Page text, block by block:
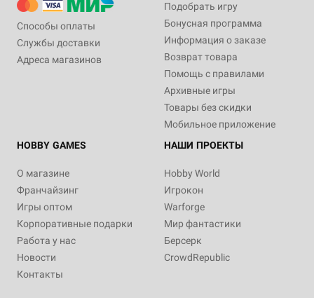
Способы оплаты
Службы доставки
Адреса магазинов
Подобрать игру
Бонусная программа
Информация о заказе
Возврат товара
Помощь с правилами
Архивные игры
Товары без скидки
Мобильное приложение
HOBBY GAMES
О магазине
Франчайзинг
Игры оптом
Корпоративные подарки
Работа у нас
Новости
Контакты
НАШИ ПРОЕКТЫ
Hobby World
Игрокон
Warforge
Мир фантастики
Берсерк
CrowdRepublic